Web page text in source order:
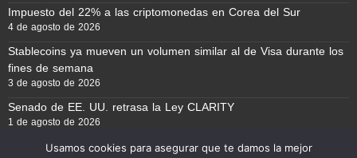
Impuesto del 22% a las criptomonedas en Corea del Sur
4 de agosto de 2026
Stablecoins ya mueven un volumen similar al de Visa durante los
fines de semana
3 de agosto de 2026
Senado de EE. UU. retrasa la Ley CLARITY
1 de agosto de 2026
Usamos cookies para asegurar que te damos la mejor